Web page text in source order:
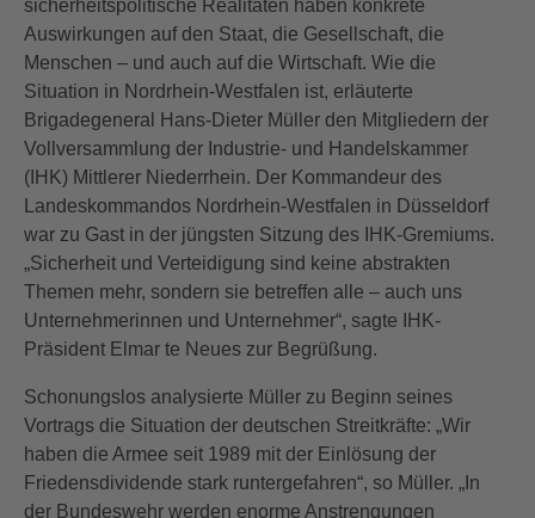
sicherheitspolitische Realitäten haben konkrete
Auswirkungen auf den Staat, die Gesellschaft, die
Menschen – und auch auf die Wirtschaft. Wie die
Situation in Nordrhein-Westfalen ist, erläuterte
Brigadegeneral Hans-Dieter Müller den Mitgliedern der
Vollversammlung der Industrie- und Handelskammer
(IHK) Mittlerer Niederrhein. Der Kommandeur des
Landeskommandos Nordrhein-Westfalen in Düsseldorf
war zu Gast in der jüngsten Sitzung des IHK-Gremiums.
„Sicherheit und Verteidigung sind keine abstrakten
Themen mehr, sondern sie betreffen alle – auch uns
Unternehmerinnen und Unternehmer“, sagte IHK-
Präsident Elmar te Neues zur Begrüßung.
Schonungslos analysierte Müller zu Beginn seines
Vortrags die Situation der deutschen Streitkräfte: „Wir
haben die Armee seit 1989 mit der Einlösung der
Friedensdividende stark runtergefahren“, so Müller. „In
der Bundeswehr werden enorme Anstrengungen